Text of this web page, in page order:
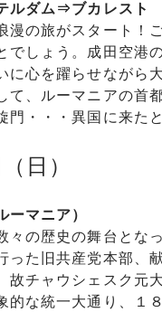
ルダム⇒ブカレスト
漫の旅がスタート！
でしょう。成田空港
に心を躍らせながら
て、ルーマニアの首
門・・・異国に来た
日）
ーマニア）
々の歴史の舞台とな
った旧共産党本部、
故チャウシェスク元
的な統一大通り、１